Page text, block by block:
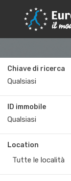
Chiave di ricerca
ID immobile
Location
Tutte le località